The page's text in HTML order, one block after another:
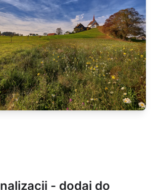
- dodaj do